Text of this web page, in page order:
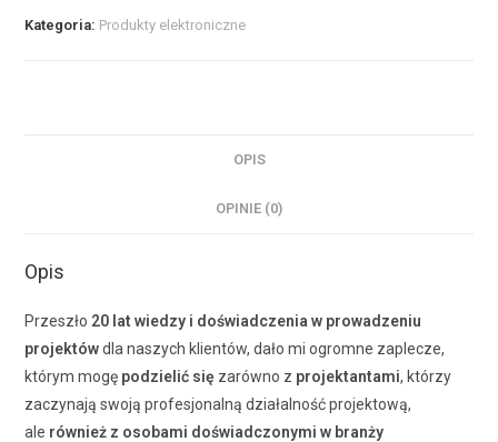
Kategoria: Produkty elektroniczne
OPIS
OPINIE (0)
Opis
Przeszło 20 lat wiedzy i doświadczenia w prowadzeniu
projektówdla naszych klientów, dało mi ogromne zaplecze,
którym mogę podzielić się zarówno z projektantami, którzy
zaczynają swoją profesjonalną działalność projektową,
ale również z osobami doświadczonymi w branży